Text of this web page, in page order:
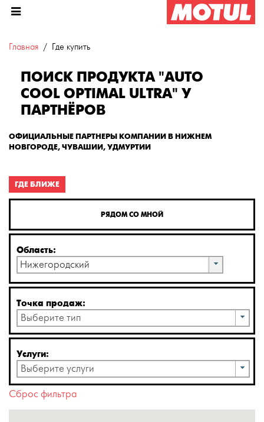
Главная Где купить
ПОИСК ПРОДУКТА "AUTO
COOL OPTIMAL ULTRA" У
ПАРТНЁРОВ
ОФИЦИАЛЬНЫЕ ПАРТНЕРЫ КОМПАНИИ В НИЖНЕМ
НОВГОРОДЕ, ЧУВАШИИ, УДМУРТИИ
ГДЕ БЛИЖЕ
РЯДОМ СО МНОЙ
Область:
Нижегородский
Точка продаж:
Выберите тип
Услуги:
Выберите услуги
Сброс фильтра